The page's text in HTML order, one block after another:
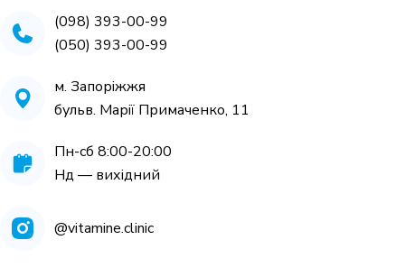
(098) 393-00-99
(050) 393-00-99
м. Запоріжжя
бульв. Марії Примаченко, 11
Пн-cб 8:00-20:00
Нд — вихідний
@vitamine.clinic